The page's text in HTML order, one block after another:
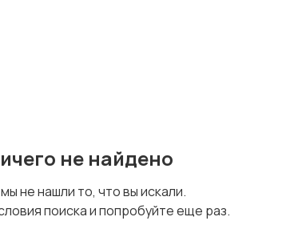
не найдено
не нашли то, что вы искали.
поиска и попробуйте еще раз.